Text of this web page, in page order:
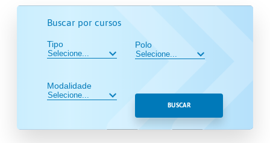
Buscar por cursos
Tipo
Modalidade
Polo
BUSCAR